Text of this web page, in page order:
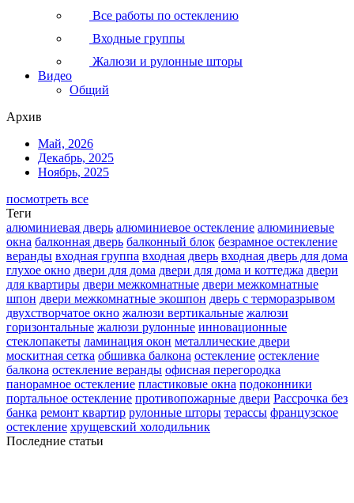
Все работы по остеклению
Входные группы
Жалюзи и рулонные шторы
Видео
Общий
Архив
Май, 2026
Декабрь, 2025
Ноябрь, 2025
посмотреть все
Теги
алюминиевая дверь алюминиевое остекление алюминиевые
окна балконная дверь балконный блок безрамное остекление
веранды входная группа входная дверь входная дверь для дома
глухое окно двери для дома двери для дома и коттеджа двери
для квартиры двери межкомнатные двери межкомнатные
шпон двери межкомнатные экошпон дверь с терморазрывом
двухстворчатое окно жалюзи вертикальные жалюзи
горизонтальные жалюзи рулонные инновационные
стеклопакеты ламинация окон металлические двери
москитная сетка обшивка балкона остекление остекление
балкона остекление веранды офисная перегородка
панорамное остекление пластиковые окна подоконники
портальное остекление противопожарные двери Рассрочка без
банка ремонт квартир рулонные шторы терассы французское
остекление хрущевский холодильник
Последние статьи